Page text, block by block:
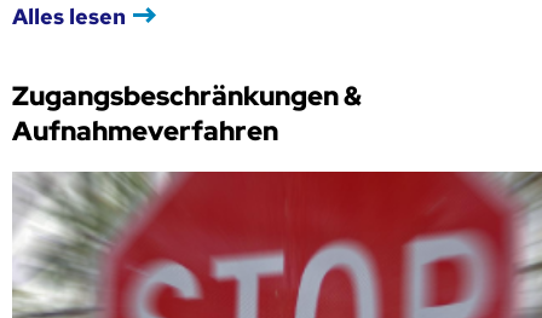
Alles lesen
Zugangsbeschränkungen &
Aufnahmeverfahren